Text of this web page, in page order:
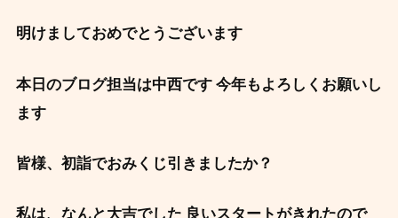
明けましておめでとうございます
本日のブログ担当は中西です 今年もよろしくお願いし
ます
皆様、初詣でおみくじ引きましたか？
私は、なんと大吉でした 良いスタートがきれたので